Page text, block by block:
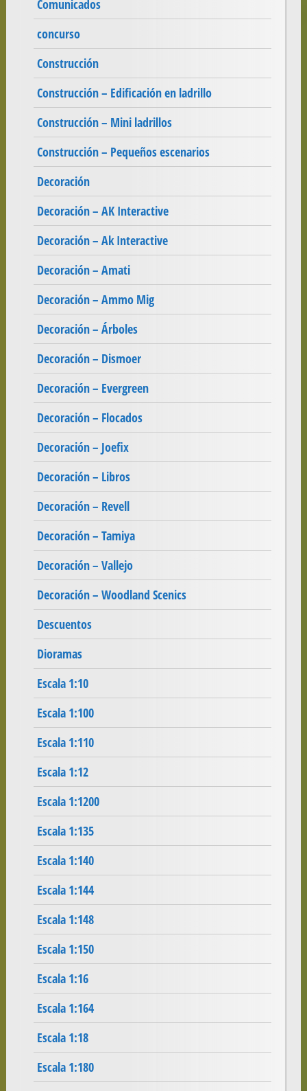
Comunicados
concurso
Construcción
Construcción – Edificación en ladrillo
Construcción – Mini ladrillos
Construcción – Pequeños escenarios
Decoración
Decoración – AK Interactive
Decoración – Ak Interactive
Decoración – Amati
Decoración – Ammo Mig
Decoración – Árboles
Decoración – Dismoer
Decoración – Evergreen
Decoración – Flocados
Decoración – Joefix
Decoración – Libros
Decoración – Revell
Decoración – Tamiya
Decoración – Vallejo
Decoración – Woodland Scenics
Descuentos
Dioramas
Escala 1:10
Escala 1:100
Escala 1:110
Escala 1:12
Escala 1:1200
Escala 1:135
Escala 1:140
Escala 1:144
Escala 1:148
Escala 1:150
Escala 1:16
Escala 1:164
Escala 1:18
Escala 1:180